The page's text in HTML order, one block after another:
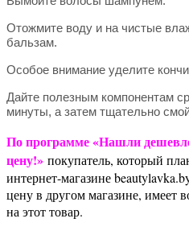
Отожмите воду и на чистые
бальзам.
Особое внимание уделите
Дайте полезным компонентам
минуты, а затем тщательно
По программе «Нашли
цену!» покупатель, который
интернет-магазине
цену в другом магазине, имеет
на этот товар.